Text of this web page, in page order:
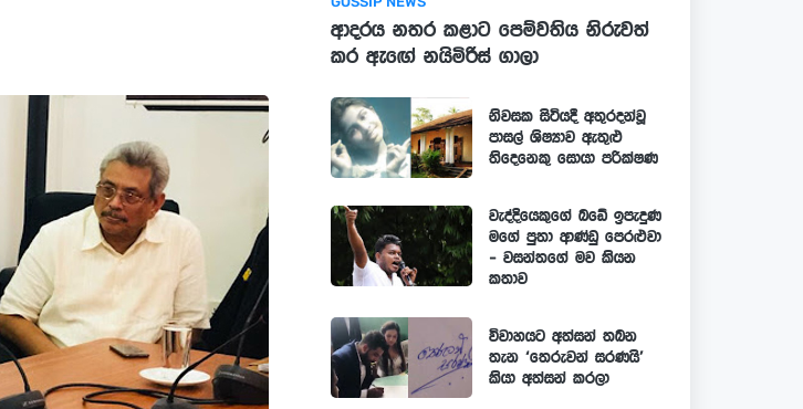
ආදරය නතර කළාට පෙම්වතිය නිරුවත්
කර ඇඟේ නයිමිරිස් ගාලා
නිවසක සිටියදී අතුරදන්වූ
පාසල් ශිෂ්‍යාව ඇතුළු
තිදෙනෙකු සොයා පරික්ෂණ
වැද්දියෙකුගේ බඩේ ඉපැදුණ
මගේ පුතා ආණ්ඩු පෙරළුවා
- වසන්තගේ මව කියන
කතාව
විවාහයට අත්සන් තබන
තැන ‘තෙරුවන් සරණයි’
කියා අත්සන් කරලා